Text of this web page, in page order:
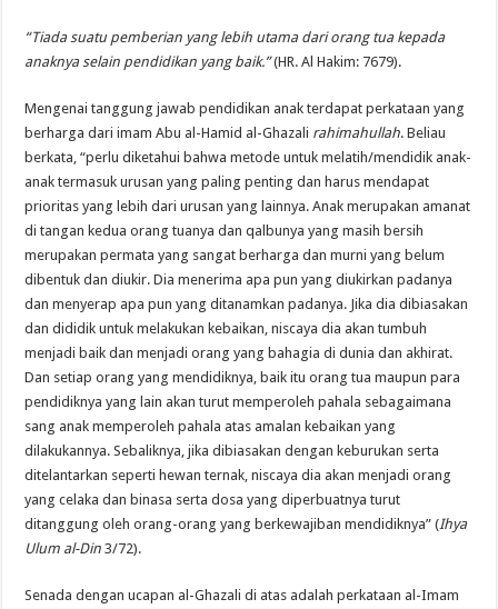
“Tiada suatu pemberian yang lebih utama dari orang tua kepada
anaknya selain pendidikan yang baik.”(HR. Al Hakim: 7679).
Mengenai tanggung jawab pendidikan anak terdapat perkataan yang
berharga dari imam Abu al-Hamid al-Ghazali rahimahullah. Beliau
berkata, “perlu diketahui bahwa metode untuk melatih/mendidik anak-
anak termasuk urusan yang paling penting dan harus mendapat
prioritas yang lebih dari urusan yang lainnya. Anak merupakan amanat
di tangan kedua orang tuanya dan qalbunya yang masih bersih
merupakan permata yang sangat berharga dan murni yang belum
dibentuk dan diukir. Dia menerima apa pun yang diukirkan padanya
dan menyerap apa pun yang ditanamkan padanya. Jika dia dibiasakan
dan dididik untuk melakukan kebaikan, niscaya dia akan tumbuh
menjadi baik dan menjadi orang yang bahagia di dunia dan akhirat.
Dan setiap orang yang mendidiknya, baik itu orang tua maupun para
pendidiknya yang lain akan turut memperoleh pahala sebagaimana
sang anak memperoleh pahala atas amalan kebaikan yang
dilakukannya. Sebaliknya, jika dibiasakan dengan keburukan serta
ditelantarkan seperti hewan ternak, niscaya dia akan menjadi orang
yang celaka dan binasa serta dosa yang diperbuatnya turut
ditanggung oleh orang-orang yang berkewajiban mendidiknya” (Ihya
Ulum al-Din 3/72).
Senada dengan ucapan al-Ghazali di atas adalah perkataan al-Imam